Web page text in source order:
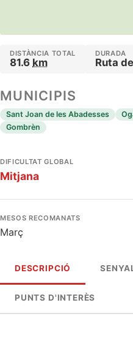
DISTÀNCIA TOTAL
81.6 km
DURADA
Ruta
MUNICIPIS
Sant Joan de les Abadesses
Gombrèn
DIFICULTAT GLOBAL
Mitjana
MESOS RECOMANATS
Març
DESCRIPCIÓ
PUNTS D'INTERÈS